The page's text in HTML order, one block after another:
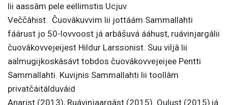
lii aassâm pele eellimstis Ucjuv
Veččâhist. Čuovâkuvvim lii jottáám Sammallahti
fáárust jo 50-lovvoost já arbâšuvá ááhust, ruávinjargâlii
čuovâkovvejeijest Hildur Larssonist. Suu viljâ lii
aalmugijkoskâsávt tobdos čuovâkovvejeijee Pentti
Sammallahti. Kuvijnis Sammallahti lii toollâm
privatčáitálduvâid
Anarist (2013), Ruávinjaargâst (2015). Oulust (2015) já